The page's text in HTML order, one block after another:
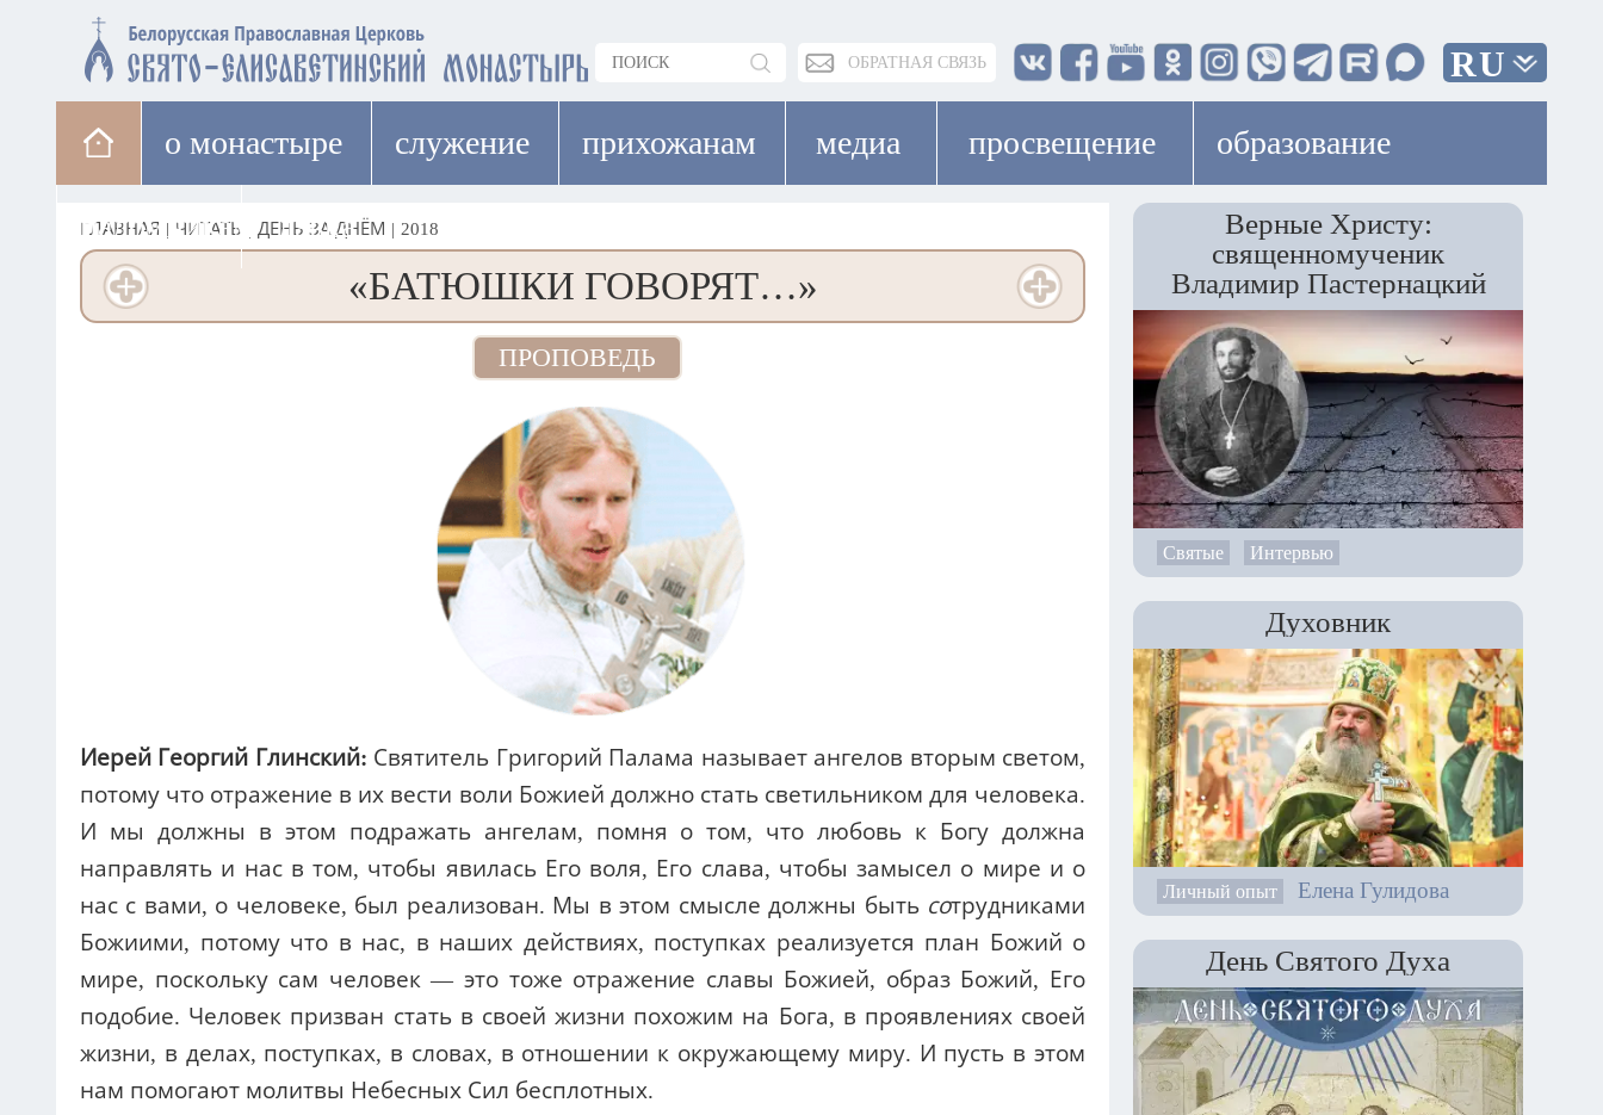
ОБРАТНАЯ СВЯЗЬ RU
о монастыре cлужение прихожанам медиа просвещение образование
паломникам лавка
ГЛАВНАЯ | ЧИТАТЬ ДЕНЬ ЗА ДНЁМ | 2018
«БАТЮШКИ ГОВОРЯТ…»
ПРОПОВЕДЬ
Иерей Георгий Глинский: Святитель Григорий Палама называет ангелов вторым светом,
потому что отражение в их вести воли Божией должно стать светильником для человека.
И мы должны в этом подражать ангелам, помня о том, что любовь к Богу должна
направлять и нас в том, чтобы явилась Его воля, Его слава, чтобы замысел о мире и о
нас с вами, о человеке, был реализован. Мы в этом смысле должны быть сотрудниками
Божиими, потому что в нас, в наших действиях, поступках реализуется план Божий о
мире, поскольку сам человек — это тоже отражение славы Божией, образ Божий, Его
подобие. Человек призван стать в своей жизни похожим на Бога, в проявлениях своей
жизни, в делах, поступках, в словах, в отношении к окружающему миру. И пусть в этом
нам помогают молитвы Небесных Сил бесплотных.
Верные Христу:
священномученик
Владимир Пастернацкий
Святые Интервью
Духовник
Личный опыт Елена Гулидова
День Святого Духа